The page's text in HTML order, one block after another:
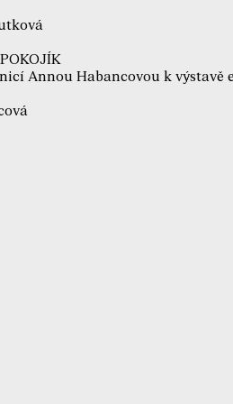
Annou Habancovou k výstavě